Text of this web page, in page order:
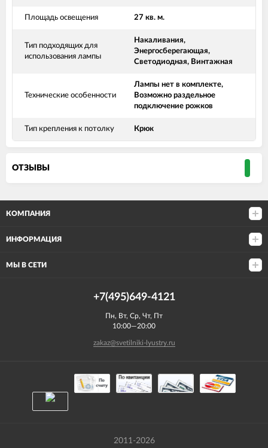
Площадь освещения 27 кв. м.
Тип подходящих для
использования лампы
Накаливания,
Энергосберегающая,
Светодиодная, Винтажная
Технические особенности
Лампы нет в комплекте,
Возможно раздельное
подключение рожков
Тип крепления к потолку Крюк
ОТЗЫВЫ
КОМПАНИЯ
ИНФОРМАЦИЯ
МЫ В СЕТИ
+7(495)649-4121
Пн, Вт, Ср, Чт, Пт
10:00—20:00
zakaz@svetilniki-lyustry.ru
2011-2026